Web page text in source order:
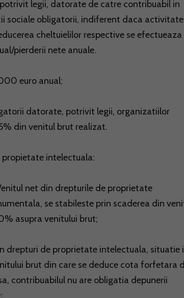
legii, datorate de catre contribuabil in
sociale obligatorii, indiferent daca
cheltuielilor respective se efectueaza
pierderii nete anuale.
euro anual;
datorate, potrivit legii, organizatiilor
din venitul brut realizat.
intelectuala:
net din drepturile de proprietate
se stabileste prin scaderea din
asupra venitului brut;
drepturi de proprietate intelectuala, situatie
brut din care se deduce cota forfetara
contribuabilul nu are obligatia depunerii